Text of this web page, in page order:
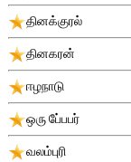
தினக்குரல்
தினகரன்
ஈழநாடு
ஒரு பே்பபர்
வலம்புரி